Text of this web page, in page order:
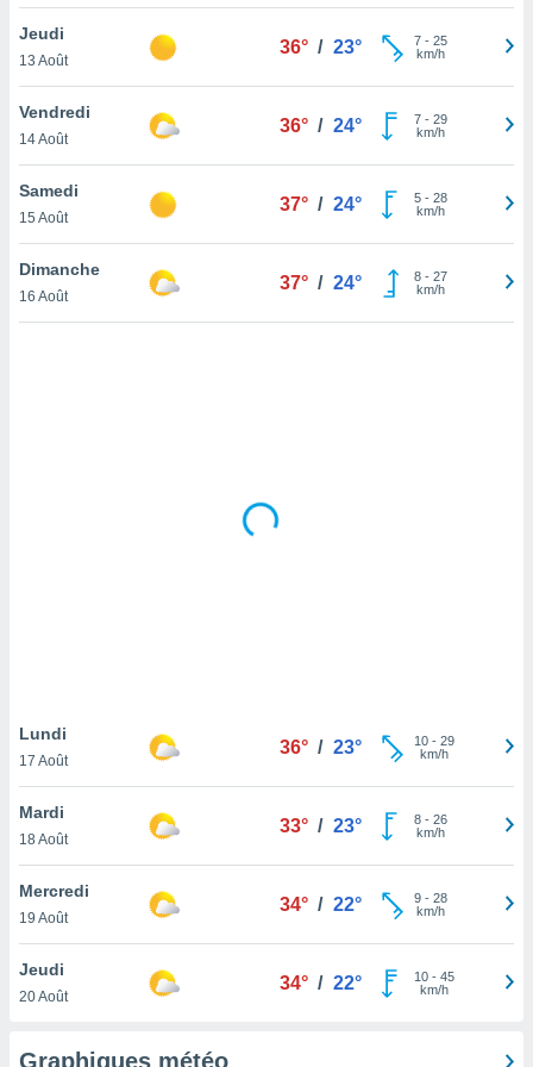
votre
à
en
le
notre
que
et que
Jeudi
13 Août
36° / 23° 7- 25
km/h
Vendredi
14 Août
36° / 24° 7- 29
km/h
Samedi
15 Août
37° / 24° 5- 28
km/h
Dimanche
16 Août
37° / 24° 8- 27
km/h
Lundi
17 Août
36° / 23° 10- 29
km/h
Mardi
18 Août
33° / 23° 8- 26
km/h
Mercredi
19 Août
34° / 22° 9- 28
km/h
Jeudi
20 Août
34° / 22° 10- 45
km/h
Graphiques météo